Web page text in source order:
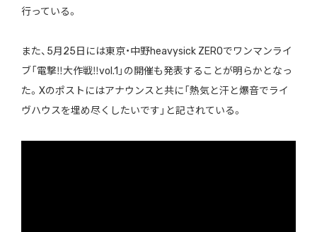
行っている。
また、5月25日には東京・中野heavysick ZEROでワンマンライ
ブ「電撃‼︎大作戦‼︎vol.1」の開催も発表することが明らかとなっ
た。Xのポストにはアナウンスと共に「熱気と汗と爆音でライ
ヴハウスを埋め尽くしたいです」と記されている。